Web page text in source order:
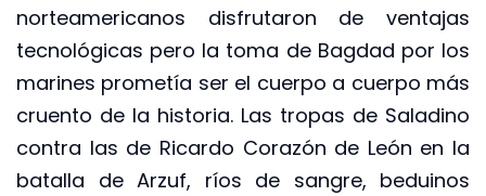
norteamericanos disfrutaron de ventajas
tecnológicas pero la toma de Bagdad por los
marines prometía ser el cuerpo a cuerpo más
cruento de la historia. Las tropas de Saladino
contra las de Ricardo Corazón de León en la
batalla de Arzuf, ríos de sangre, beduinos